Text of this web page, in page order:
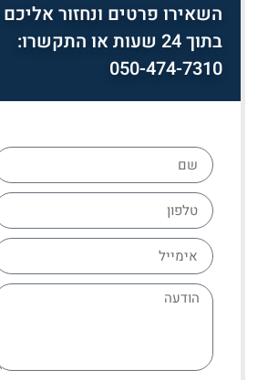
השאירו פרטים ונחזור אליכם
בתוך 24 שעות או התקשרו:
050-474-7310